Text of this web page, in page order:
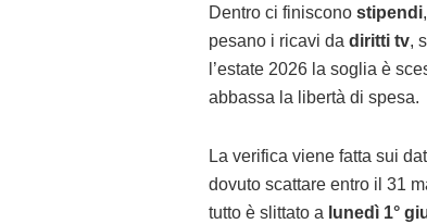
Dentro ci finiscono stipendi,
pesano i ricavi da diritti tv,
l’estate 2026 la soglia è
abbassa la libertà di spesa.
La verifica viene fatta sui
dovuto scattare entro il 31
tutto è slittato a lunedì 1°